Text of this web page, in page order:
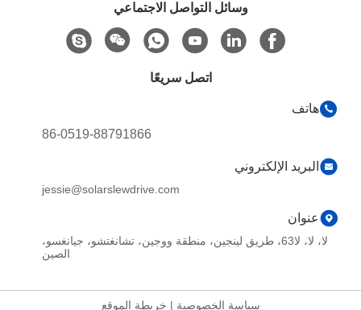
وسائل التواصل الاجتماعي
اتصل سريعًا
هاتف
86-0519-88791866
البريد الإلكتروني
jessie@solarslewdrive.com
عنوان
لا، لا، لا63، طريق لينجين، منطقة ووجين، تشانغتشو، جيانغسو،
الصين
سياسة الخصوصية | خريطة الموقع